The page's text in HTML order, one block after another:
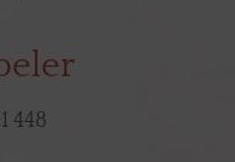
448